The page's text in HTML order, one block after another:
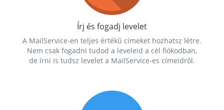
Írj és fogadj levelet
A MailService-en teljes értékű címeket hozhatsz létre.
Nem csak fogadni tudod a leveleid a cél fiókodban,
de írni is tudsz levelet a MailService-es címeidről.